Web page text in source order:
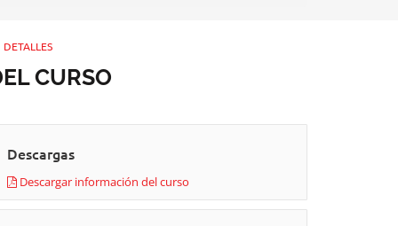
DETALLES
CURSO
Descargas
Descargar información del curso